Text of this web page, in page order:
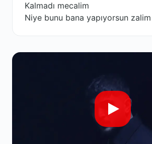
Kalmadı mecalim
Niye bunu bana yapıyorsun zalim